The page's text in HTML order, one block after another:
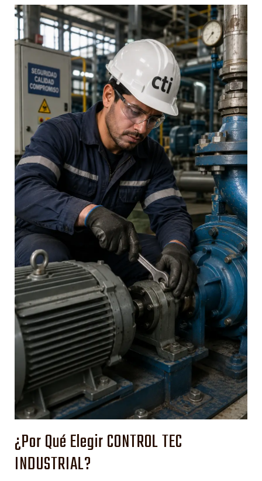
¿Por Qué Elegir CONTROL TEC
INDUSTRIAL?